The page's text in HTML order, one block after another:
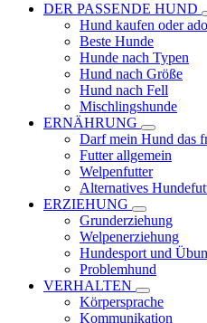
DER PASSENDE HUND
Hund kaufen oder
Beste Hunde
Hunde nach Typen
Hund nach Größe
Hund nach Fell
Mischlingshunde
ERNÄHRUNG
Darf mein Hund das
Futter allgemein
Welpenfutter
Alternatives
ERZIEHUNG
Grunderziehung
Welpenerziehung
Hundesport und
Problemhund
VERHALTEN
Körpersprache
Kommunikation